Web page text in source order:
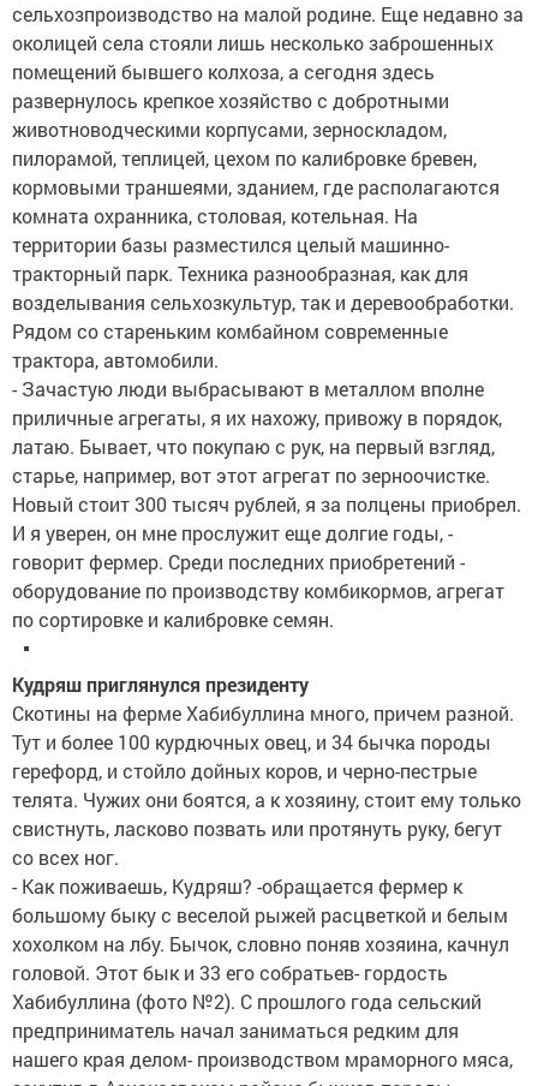
сельхозпроизводство на малой родине. Еще недавно за
околицей села стояли лишь несколько заброшенных
помещений бывшего колхоза, а сегодня здесь
развернулось крепкое хозяйство с добротными
животноводческими корпусами, зерноскладом,
пилорамой, теплицей, цехом по калибровке бревен,
кормовыми траншеями, зданием, где располагаются
комната охранника, столовая, котельная. На
территории базы разместился целый машинно-
тракторный парк. Техника разнообразная, как для
возделывания сельхозкультур, так и деревообработки.
Рядом со стареньким комбайном современные
трактора, автомобили.
- Зачастую люди выбрасывают в металлом вполне
приличные агрегаты, я их нахожу, привожу в порядок,
латаю. Бывает, что покупаю с рук, на первый взгляд,
старье, например, вот этот агрегат по зерноочистке.
Новый стоит 300 тысяч рублей, я за полцены приобрел.
И я уверен, он мне прослужит еще долгие годы, -
говорит фермер. Среди последних приобретений -
оборудование по производству комбикормов, агрегат
по сортировке и калибровке семян.
Кудряш приглянулся президенту
Скотины на ферме Хабибуллина много, причем разной.
Тут и более 100 курдючных овец, и 34 бычка породы
герефорд, и стойло дойных коров, и черно-пестрые
телята. Чужих они боятся, а к хозяину, стоит ему только
свистнуть, ласково позвать или протянуть руку, бегут
со всех ног.
- Как поживаешь, Кудряш? -обращается фермер к
большому быку с веселой рыжей расцветкой и белым
хохолком на лбу. Бычок, словно поняв хозяина, качнул
головой. Этот бык и 33 его собратьев- гордость
Хабибуллина (фото №2). С прошлого года сельский
предприниматель начал заниматься редким для
нашего края делом- производством мраморного мяса,